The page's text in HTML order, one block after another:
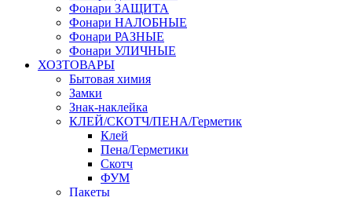
Фонари ЗАЩИТА
Фонари НАЛОБНЫЕ
Фонари РАЗНЫЕ
Фонари УЛИЧНЫЕ
ХОЗТОВАРЫ
Бытовая химия
Замки
Знак-наклейка
КЛЕЙ/СКОТЧ/ПЕНА/Герметик
Клей
Пена/Герметики
Скотч
ФУМ
Пакеты